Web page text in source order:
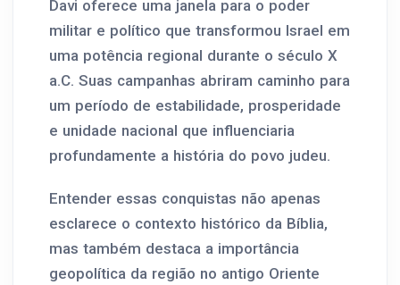
Davi oferece uma janela para o poder
militar e político que transformou Israel em
uma potência regional durante o século X
a.C. Suas campanhas abriram caminho para
um período de estabilidade, prosperidade
e unidade nacional que influenciaria
profundamente a história do povo judeu.
Entender essas conquistas não apenas
esclarece o contexto histórico da Bíblia,
mas também destaca a importância
geopolítica da região no antigo Oriente